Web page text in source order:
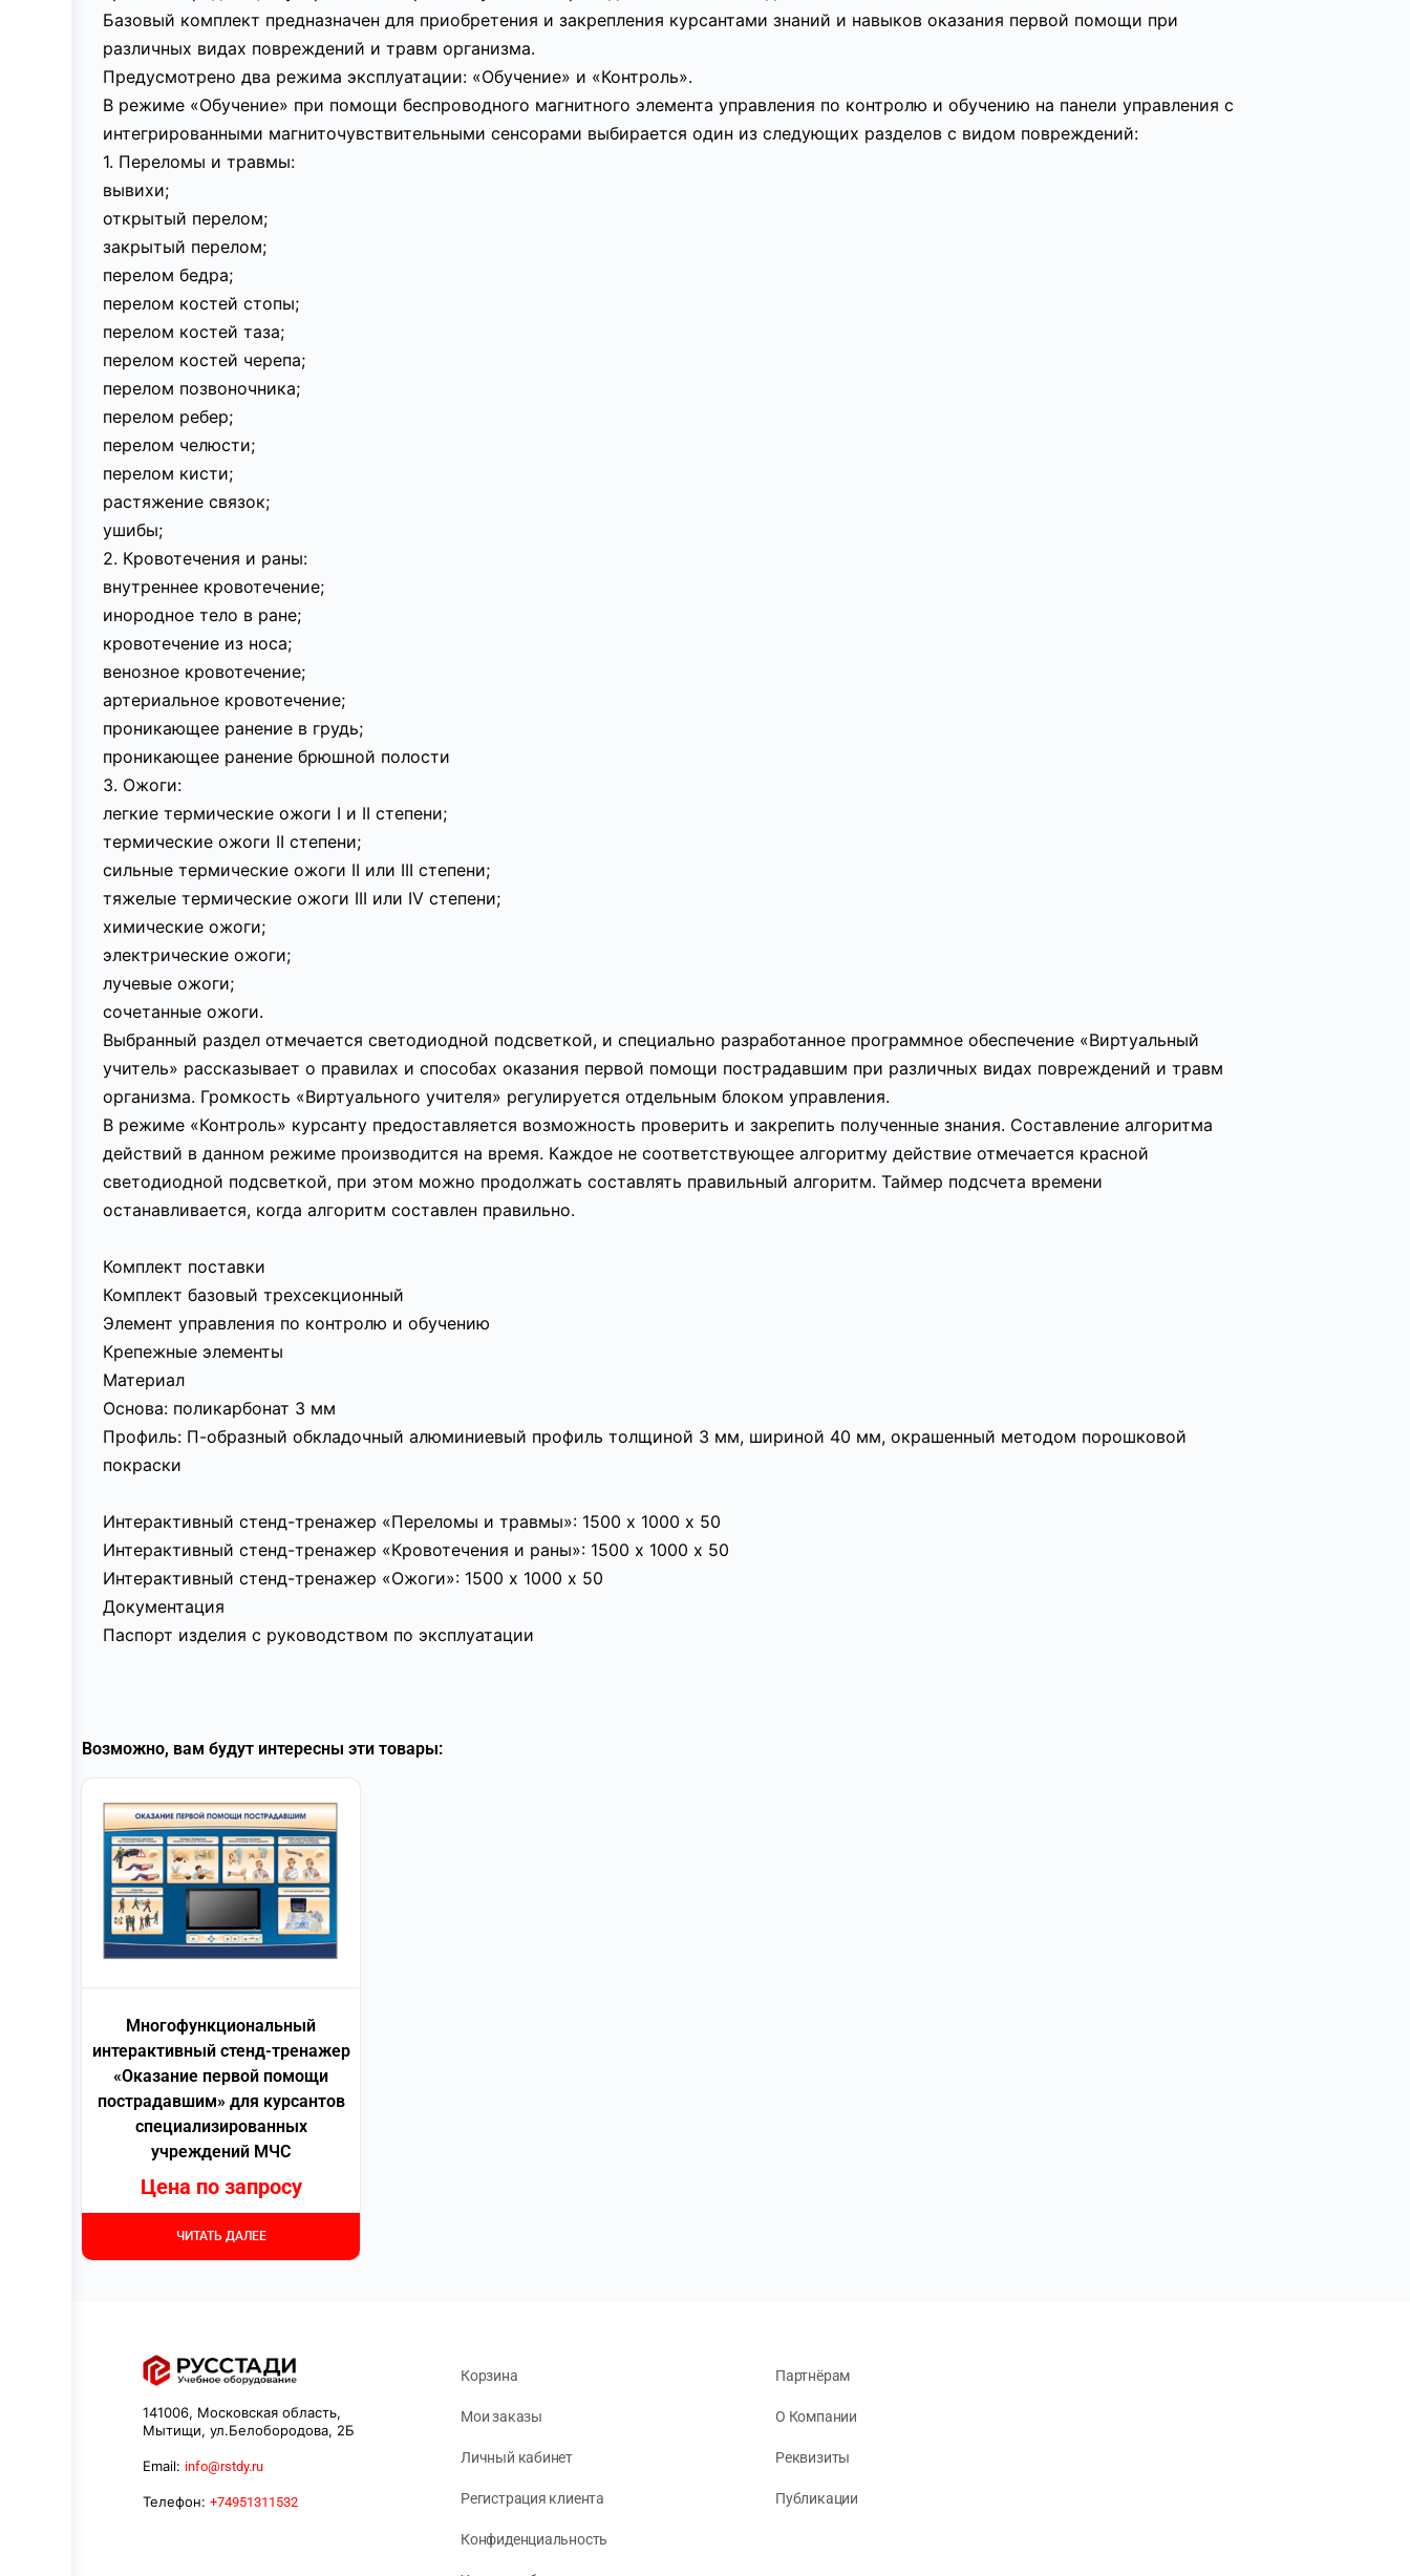
Базовый комплект предназначен для приобретения и закрепления курсантами знаний и навыков оказания первой помощи при
различных видах повреждений и травм организма.
Предусмотрено два режима эксплуатации: «Обучение» и «Контроль».
В режиме «Обучение» при помощи беспроводного магнитного элемента управления по контролю и обучению на панели управления с
интегрированными магниточувствительными сенсорами выбирается один из следующих разделов с видом повреждений:
1. Переломы и травмы:
вывихи;
открытый перелом;
закрытый перелом;
перелом бедра;
перелом костей стопы;
перелом костей таза;
перелом костей черепа;
перелом позвоночника;
перелом ребер;
перелом челюсти;
перелом кисти;
растяжение связок;
ушибы;
2. Кровотечения и раны:
внутреннее кровотечение;
инородное тело в ране;
кровотечение из носа;
венозное кровотечение;
артериальное кровотечение;
проникающее ранение в грудь;
проникающее ранение брюшной полости
3. Ожоги:
легкие термические ожоги I и II степени;
термические ожоги II степени;
сильные термические ожоги II или III степени;
тяжелые термические ожоги III или IV степени;
химические ожоги;
электрические ожоги;
лучевые ожоги;
сочетанные ожоги.
Выбранный раздел отмечается светодиодной подсветкой, и специально разработанное программное обеспечение «Виртуальный
учитель» рассказывает о правилах и способах оказания первой помощи пострадавшим при различных видах повреждений и травм
организма. Громкость «Виртуального учителя» регулируется отдельным блоком управления.
В режиме «Контроль» курсанту предоставляется возможность проверить и закрепить полученные знания. Составление алгоритма
действий в данном режиме производится на время. Каждое не соответствующее алгоритму действие отмечается красной
светодиодной подсветкой, при этом можно продолжать составлять правильный алгоритм. Таймер подсчета времени
останавливается, когда алгоритм составлен правильно.
Комплект поставки
Комплект базовый трехсекционный
Элемент управления по контролю и обучению
Крепежные элементы
Материал
Основа: поликарбонат 3 мм
Профиль: П-образный обкладочный алюминиевый профиль толщиной 3 мм, шириной 40 мм, окрашенный методом порошковой
покраски
Интерактивный стенд-тренажер «Переломы и травмы»: 1500 х 1000 х 50
Интерактивный стенд-тренажер «Кровотечения и раны»: 1500 х 1000 х 50
Интерактивный стенд-тренажер «Ожоги»: 1500 х 1000 х 50
Документация
Паспорт изделия с руководством по эксплуатации
Возможно, вам будут интересны эти товары:
Многофункциональный
интерактивный стенд-тренажер
«Оказание первой помощи
пострадавшим» для курсантов
специализированных
учреждений МЧС
Цена по запросу
ЧИТАТЬ ДАЛЕЕ
141006, Московская область,
Мытищи, ул.Белобородова, 2Б
Email: info@rstdy.ru
Телефон: +74951311532
Корзина
Мои заказы
Личный кабинет
Регистрация клиента
Конфиденциальность
Партнёрам
О Компании
Реквизиты
Публикации